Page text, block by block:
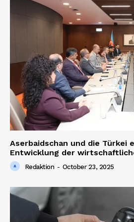
Aserbaidschan und die Türkei
Entwicklung der
Redaktion - October 23, 2025